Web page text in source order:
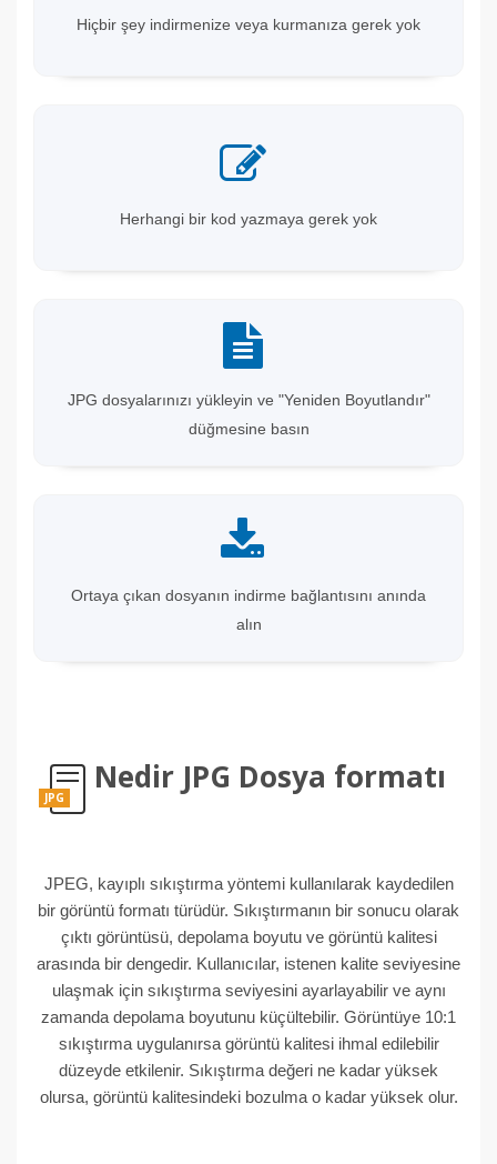
Hiçbir şey indirmenize veya kurmanıza gerek yok
Herhangi bir kod yazmaya gerek yok
JPG dosyalarınızı yükleyin ve "Yeniden Boyutlandır"
düğmesine basın
Ortaya çıkan dosyanın indirme bağlantısını anında
alın
JPG
Nedir JPG Dosya formatı
JPEG, kayıplı sıkıştırma yöntemi kullanılarak kaydedilen
bir görüntü formatı türüdür. Sıkıştırmanın bir sonucu olarak
çıktı görüntüsü, depolama boyutu ve görüntü kalitesi
arasında bir dengedir. Kullanıcılar, istenen kalite seviyesine
ulaşmak için sıkıştırma seviyesini ayarlayabilir ve aynı
zamanda depolama boyutunu küçültebilir. Görüntüye 10:1
sıkıştırma uygulanırsa görüntü kalitesi ihmal edilebilir
düzeyde etkilenir. Sıkıştırma değeri ne kadar yüksek
olursa, görüntü kalitesindeki bozulma o kadar yüksek olur.